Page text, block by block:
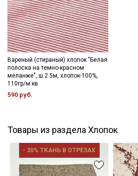
Вареный (стираный) хлопок "Белая
полоска на темно-красном
меланже", ш.2.5м, хлопок-100%,
110гр/м.кв
590 руб.
Товары из раздела Хлопок
- 30% ТКАНЬ В ОТРЕЗАХ